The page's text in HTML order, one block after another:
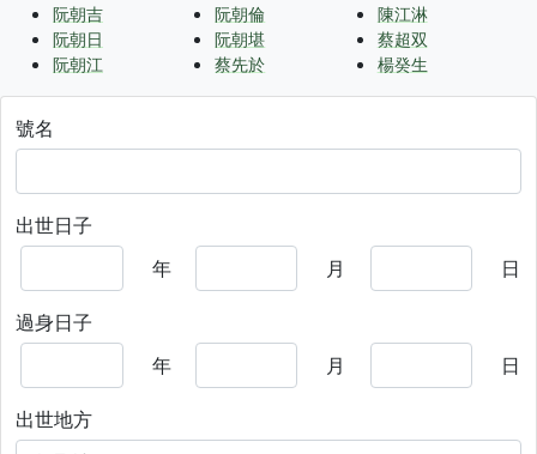
阮朝吉
阮朝日
阮朝江
阮朝倫
阮朝堪
蔡先於
陳江淋
蔡超双
楊癸生
號名
出世日子
年
月
日
過身日子
年
月
日
出世地方